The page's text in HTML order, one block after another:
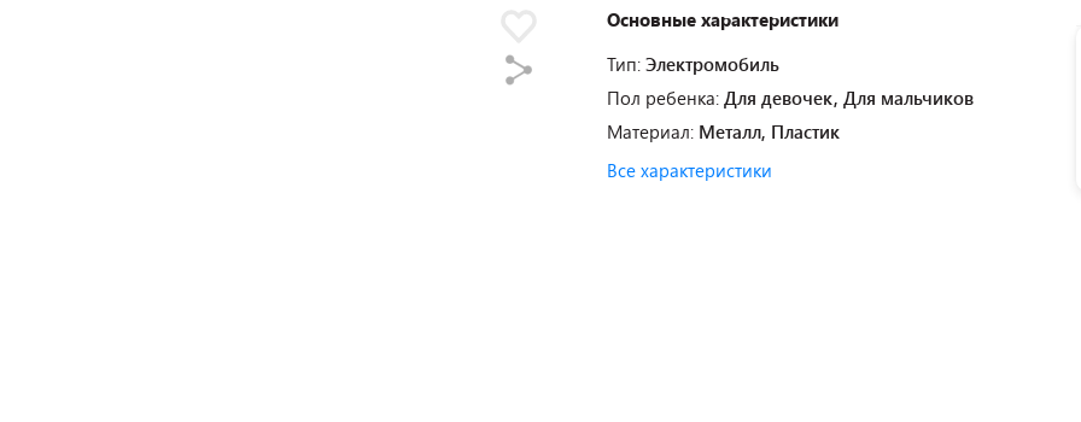
Основные характеристики
Тип: Электромобиль
Пол ребенка: Для девочек, Для мальчиков
Материал: Металл, Пластик
Все характеристики